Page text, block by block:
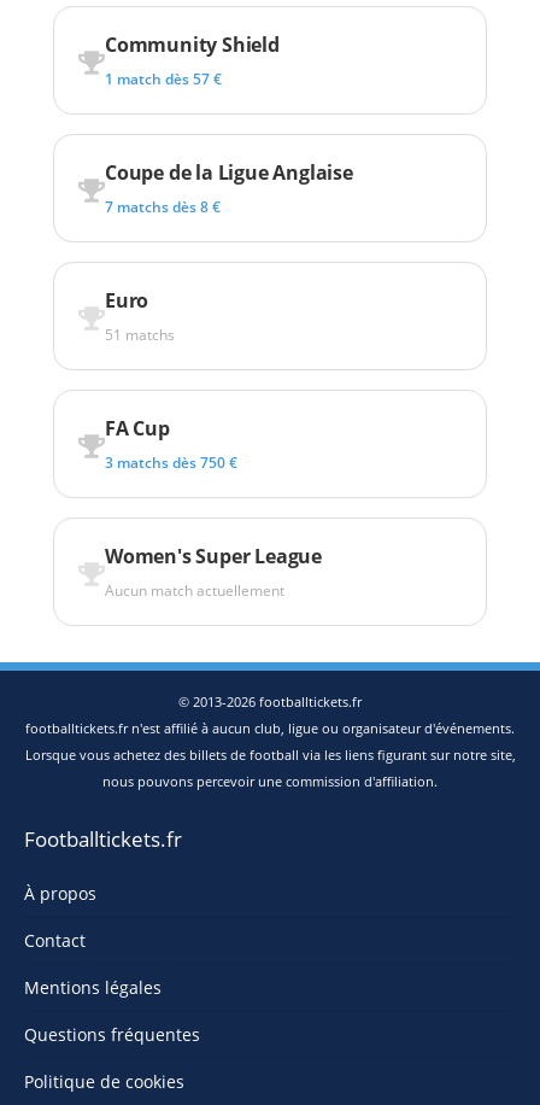
Community Shield
1 match dès 57 €
Coupe de la Ligue Anglaise
7 matchs dès 8 €
Euro
51 matchs
FA Cup
3 matchs dès 750 €
Women's Super League
Aucun match actuellement
© 2013-2026 footballtickets.fr
footballtickets.fr n'est affilié à aucun club, ligue ou organisateur d'événements.
Lorsque vous achetez des billets de football via les liens figurant sur notre site,
nous pouvons percevoir une commission d'affiliation.
Footballtickets.fr
À propos
Contact
Mentions légales
Questions fréquentes
Politique de cookies